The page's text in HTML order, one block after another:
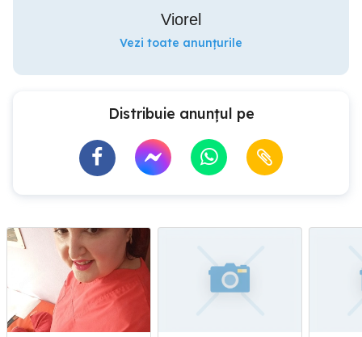
Viorel
Vezi toate anunțurile
Distribuie anunțul pe